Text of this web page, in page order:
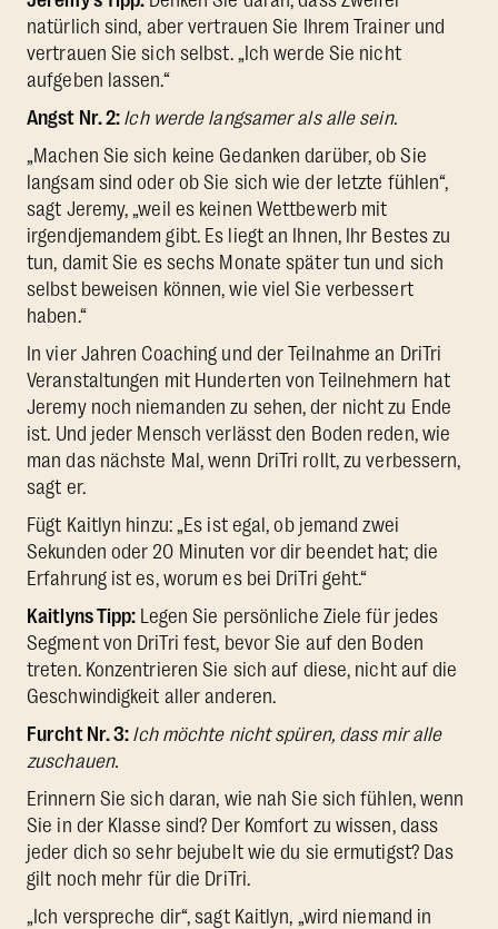
natürlich sind, aber vertrauen Sie Ihrem Trainer und
vertrauen Sie sich selbst. „Ich werde Sie nicht
aufgeben lassen.“
Angst Nr. 2: Ich werde langsamer als alle sein.
„Machen Sie sich keine Gedanken darüber, ob Sie
langsam sind oder ob Sie sich wie der letzte fühlen“,
sagt Jeremy, „weil es keinen Wettbewerb mit
irgendjemandem gibt. Es liegt an Ihnen, Ihr Bestes zu
tun, damit Sie es sechs Monate später tun und sich
selbst beweisen können, wie viel Sie verbessert
haben.“
In vier Jahren Coaching und der Teilnahme an DriTri
Veranstaltungen mit Hunderten von Teilnehmern hat
Jeremy noch niemanden zu sehen, der nicht zu Ende
ist. Und jeder Mensch verlässt den Boden reden, wie
man das nächste Mal, wenn DriTri rollt, zu verbessern,
sagt er.
Fügt Kaitlyn hinzu: „Es ist egal, ob jemand zwei
Sekunden oder 20 Minuten vor dir beendet hat; die
Erfahrung ist es, worum es bei DriTri geht.“
Kaitlyns Tipp: Legen Sie persönliche Ziele für jedes
Segment von DriTri fest, bevor Sie auf den Boden
treten. Konzentrieren Sie sich auf diese, nicht auf die
Geschwindigkeit aller anderen.
Furcht Nr. 3: Ich möchte nicht spüren, dass mir alle
zuschauen.
Erinnern Sie sich daran, wie nah Sie sich fühlen, wenn
Sie in der Klasse sind? Der Komfort zu wissen, dass
jeder dich so sehr bejubelt wie du sie ermutigst? Das
gilt noch mehr für die DriTri.
„Ich verspreche dir“, sagt Kaitlyn, „wird niemand in